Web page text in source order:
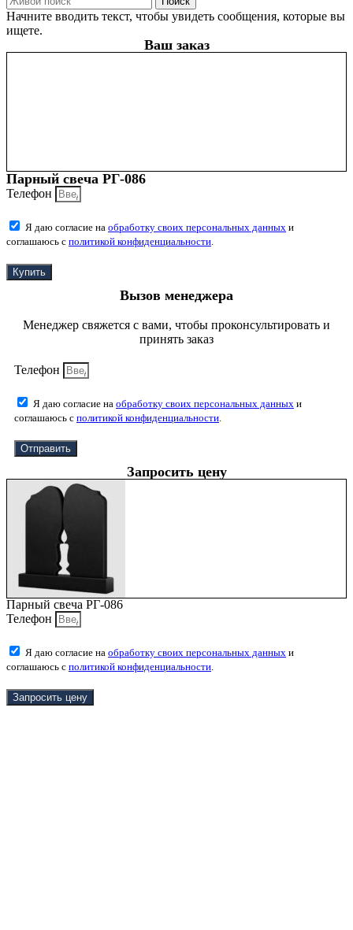
Начните вводить текст, чтобы увидеть сообщения, которые вы
ищете.
Ваш заказ
Парный свеча РГ-086
Телефон
Я даю согласие на обработку своих персональных данных и
соглашаюсь с политикой конфиденциальности
Купить
Вызов менеджера
Менеджер свяжется с вами, чтобы проконсультировать и
принять заказ
Телефон
Я даю согласие на обработку своих персональных данных и
соглашаюсь с политикой конфиденциальности
Отправить
Запросить цену
Парный свеча РГ-086
Телефон
Я даю согласие на обработку своих персональных данных и
соглашаюсь с политикой конфиденциальности
Запросить цену